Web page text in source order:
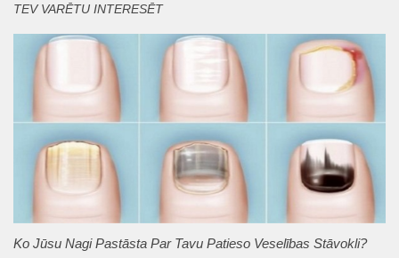
TEV VARĒTU INTERESĒT
Ko Jūsu Nagi Pastāsta Par Tavu Patieso Veselības Stāvokli?